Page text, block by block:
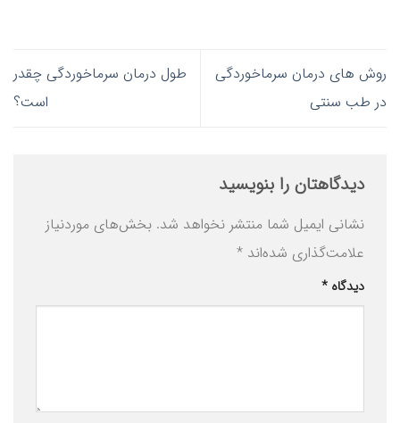
روش های درمان سرماخوردگی
در طب سنتی
طول درمان سرماخوردگی چقدر
است؟
دیدگاهتان را بنویسید
نشانی ایمیل شما منتشر نخواهد شد. بخش‌های موردنیاز
علامت‌گذاری شده‌اند *
دیدگاه *